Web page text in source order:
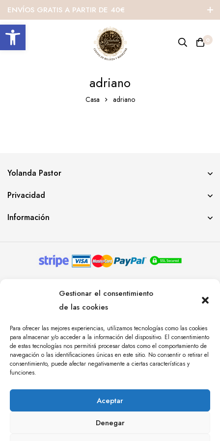
Abrir barra de herramientas
Gestionar el consentimiento
de las cookies
Para ofrecer las mejores experiencias, utilizamos tecnologías como las cookies
para almacenar y/o acceder a la información del dispositivo. El consentimiento
de estas tecnologías nos permitirá procesar datos como el comportamiento de
navegación o las identificaciones únicas en este sitio. No consentir o retirar el
consentimiento, puede afectar negativamente a ciertas características y
funciones.
Aceptar
Denegar
ENVÍOS GRATIS A PARTIR DE 40€
0
adriano
Casa adriano
Yolanda Pastor
Privacidad
Información
RESERVADOS. AGENCIA DE COMUNICACIÓN
ÁNGULO TRES.